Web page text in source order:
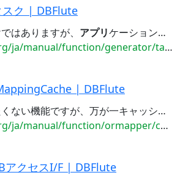
ク | DBFlute
はありますが、 アプリケーションを実行してからの画面実行経由での発見よりもずっとコストは下がります。...OutsideSql Entity DBFluteランタイム 現場フィット
function/generator/task/outsidesqltest/index.html
| DBFlute
万が一でも、使いたくない機能ですが、万が一キャッシュをすることが
ormapper/conditionbean/sidebar/disablerelationmappingcache....
アクセスI/F | DBFlute